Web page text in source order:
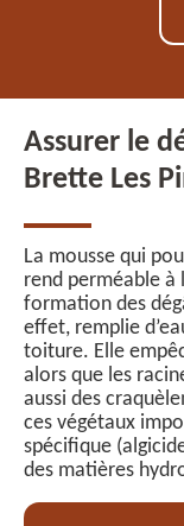
Assurer le
Brette Les
La mousse qui
rend perméable à
formation des
effet, remplie
toiture. Elle
alors que les
aussi des
ces végétaux
spécifique
des matières